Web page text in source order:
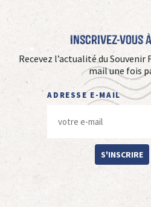
Inscrivez-vous
Recevez l’actualité du
mail une fois
ADRESSE E-MAIL
S'INSCRIRE